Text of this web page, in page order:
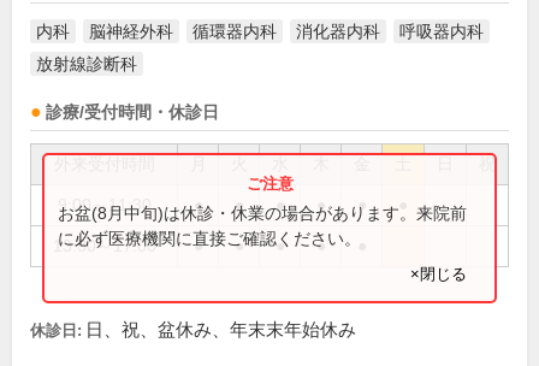
内科 脳神経外科 循環器内科 消化器内科
呼吸器内科
放射線診断科
診療/受付時間・休診日
祝
9:00～11:30 ● ● ● ● ●
13:30～17:00 ● ● ● ●
お盆(8月中旬)は休診・休業の場合があります。来院前
に必ず医療機関に直接ご確認ください。
×閉じる
休診日: 日、祝、盆休み、年末末年始休み